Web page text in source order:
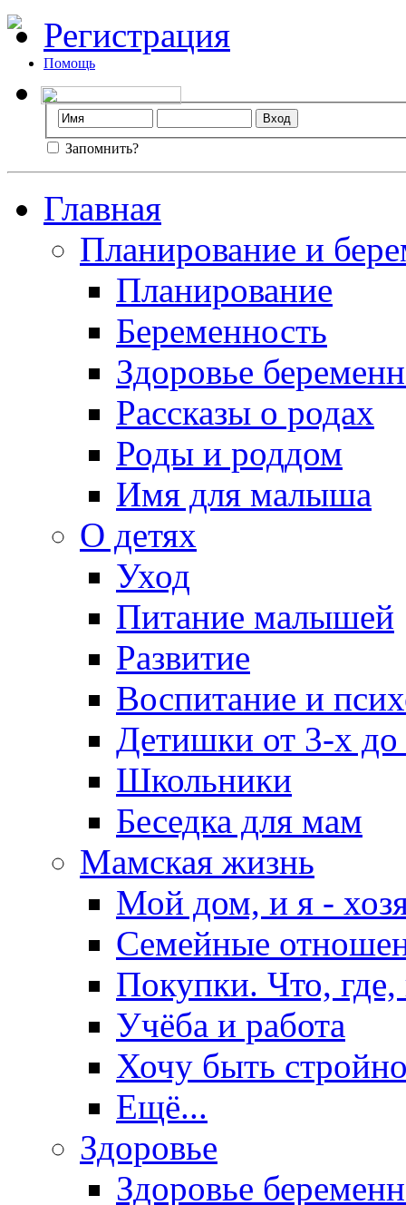
Регистрация
Помощь
Запомнить?
Главная
Планирование и
Планирование
Беременность
Здоровье
Рассказы о родах
Роды и роддом
Имя для малыша
О детях
Уход
Питание малышей
Развитие
Воспитание и
Детишки от 3-х
Школьники
Беседка для мам
Мамская жизнь
Мой дом, и я -
Семейные
Покупки. Что, где,
Учёба и работа
Хочу быть
Ещё...
Здоровье
Здоровье